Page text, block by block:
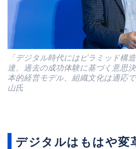
「デジタル時代にはピラミッド構
達、過去の成功体験に基づく意思
本的経営モデル、組織文化は適応
山氏
デジタルはもはや変